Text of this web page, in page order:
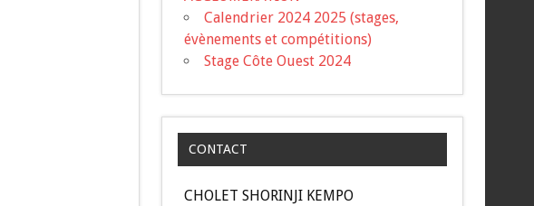
Calendrier 2024 2025 (stages,
évènements et compétitions)
Stage Côte Ouest 2024
CONTACT
CHOLET SHORINJI KEMPO